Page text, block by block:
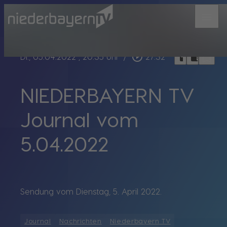
Di., 05.04.2022, 20:35 Uhr / play_circle_outline 27:32 headphoneschrome_reader_modebookmark_border
NIEDERBAYERN TV
Journal vom
5.04.2022
Sendung vom Dienstag, 5. April 2022.
Journal Nachrichten Niederbayern TV